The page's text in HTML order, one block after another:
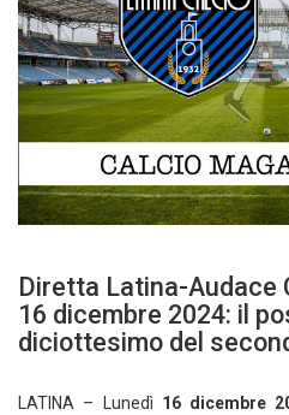
Diretta Latina-Audace
16 dicembre 2024: il
diciottesimo del
LATINA – Lunedì 16 dicembre